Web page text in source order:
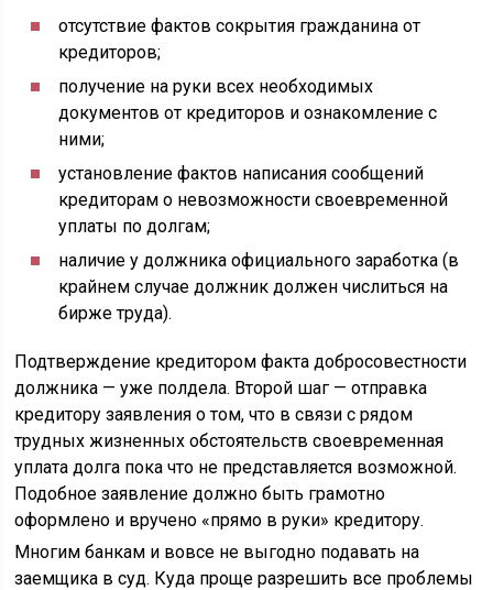
отсутствие фактов сокрытия гражданина от
кредиторов;
получение на руки всех необходимых
документов от кредиторов и ознакомление с
ними;
установление фактов написания сообщений
кредиторам о невозможности своевременной
уплаты по долгам;
наличие у должника официального заработка (в
крайнем случае должник должен числиться на
бирже труда).
Подтверждение кредитором факта добросовестности
должника — уже полдела. Второй шаг — отправка
кредитору заявления о том, что в связи с рядом
трудных жизненных обстоятельств своевременная
уплата долга пока что не представляется возможной.
Подобное заявление должно быть грамотно
оформлено и вручено «прямо в руки» кредитору.
Многим банкам и вовсе не выгодно подавать на
заемщика в суд. Куда проще разрешить все проблемы